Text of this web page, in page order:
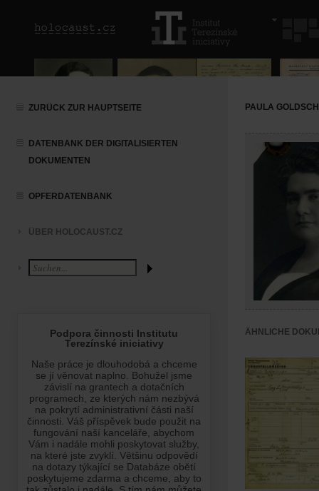
ZURÜCK ZUR HAUPTSEITE
DATENBANK DER DIGITALISIERTEN
DOKUMENTEN
OPFERDATENBANK
ÜBER HOLOCAUST.CZ
PAULA
ÄHNLICHE